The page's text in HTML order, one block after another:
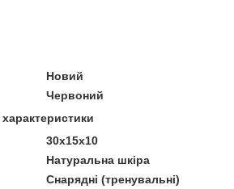
Новий
Червоний
30х15х10
Натуральна шкіра
Снарядні (тренувальні)